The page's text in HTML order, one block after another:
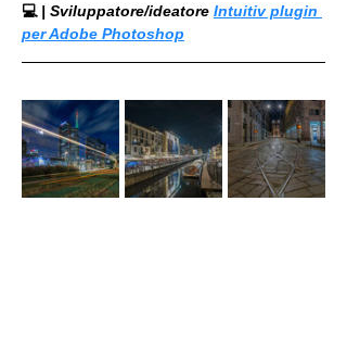
💻 | Sviluppatore/ideatore Intuitiv plugin
per Adobe Photoshop